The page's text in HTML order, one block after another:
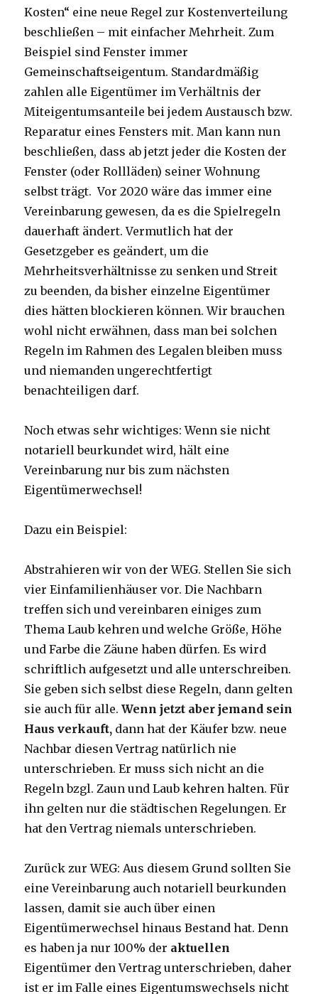
Kosten“ eine neue Regel zur Kostenverteilung
beschließen – mit einfacher Mehrheit. Zum
Beispiel sind Fenster immer
Gemeinschaftseigentum. Standardmäßig
zahlen alle Eigentümer im Verhältnis der
Miteigentumsanteile bei jedem Austausch bzw.
Reparatur eines Fensters mit. Man kann nun
beschließen, dass ab jetzt jeder die Kosten der
Fenster (oder Rollläden) seiner Wohnung
selbst trägt. Vor 2020 wäre das immer eine
Vereinbarung gewesen, da es die Spielregeln
dauerhaft ändert. Vermutlich hat der
Gesetzgeber es geändert, um die
Mehrheitsverhältnisse zu senken und Streit
zu beenden, da bisher einzelne Eigentümer
dies hätten blockieren können. Wir brauchen
wohl nicht erwähnen, dass man bei solchen
Regeln im Rahmen des Legalen bleiben muss
und niemanden ungerechtfertigt
benachteiligen darf.
Noch etwas sehr wichtiges: Wenn sie nicht
notariell beurkundet wird, hält eine
Vereinbarung nur bis zum nächsten
Eigentümerwechsel!
Dazu ein Beispiel:
Abstrahieren wir von der WEG. Stellen Sie sich
vier Einfamilienhäuser vor. Die Nachbarn
treffen sich und vereinbaren einiges zum
Thema Laub kehren und welche Größe, Höhe
und Farbe die Zäune haben dürfen. Es wird
schriftlich aufgesetzt und alle unterschreiben.
Sie geben sich selbst diese Regeln, dann gelten
sie auch für alle.Wenn jetzt aber jemand sein
Haus verkauft, dann hat der Käufer bzw. neue
Nachbar diesen Vertrag natürlich nie
unterschrieben. Er muss sich nicht an die
Regeln bzgl. Zaun und Laub kehren halten. Für
ihn gelten nur die städtischen Regelungen. Er
hat den Vertrag niemals unterschrieben.
Zurück zur WEG: Aus diesem Grund sollten Sie
eine Vereinbarung auch notariell beurkunden
lassen, damit sie auch über einen
Eigentümerwechsel hinaus Bestand hat. Denn
es haben ja nur 100% der aktuellen
Eigentümer den Vertrag unterschrieben, daher
ist er im Falle eines Eigentumswechsels nicht